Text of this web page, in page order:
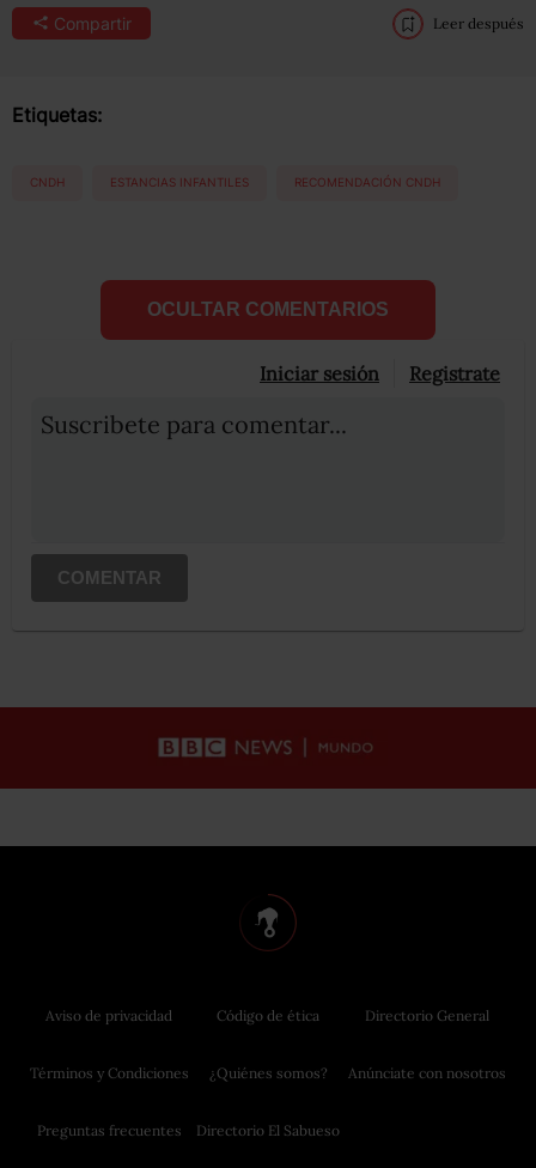
Compartir Leer después
Etiquetas:
CNDH ESTANCIAS INFANTILES RECOMENDACIÓN CNDH
OCULTAR COMENTARIOS
Iniciar sesión Registrate
Suscribete para comentar...
COMENTAR
Aviso de privacidad
Términos y Condiciones
Preguntas frecuentes
Código de ética
¿Quiénes somos?
Directorio El Sabueso
Directorio General
Anúnciate con nosotros